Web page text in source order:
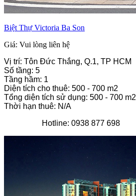
Biệt Thự Victoria Ba Son
Giá: Vui lòng liên hệ
Vị trí: Tôn Đức Thắng, Q.1, TP HCM
Số tầng: 5
Tầng hầm: 1
Diện tích cho thuê: 500 - 700 m2
Tổng diện tích sử dụng: 500 - 700 m2
Thời hạn thuê: N/A
Hotline: 0938 877 698